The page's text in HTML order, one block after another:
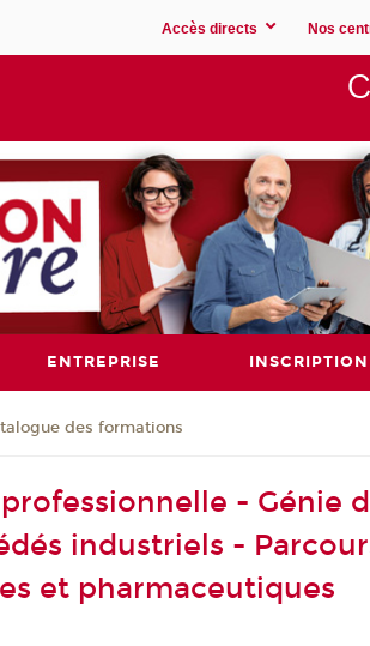
Accès directs Nos
ENTREPRISE INSCRIPTION
des formations
- Génie
industriels -
et pharmaceutiques